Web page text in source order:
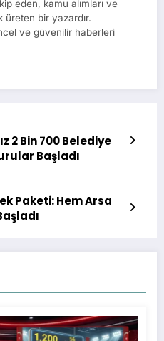
eden, kamu alımları ve
bir yazardır.
ve güvenilir haberleri
2 Bin 700 Belediye
Başladı
Paketi: Hem Arsa